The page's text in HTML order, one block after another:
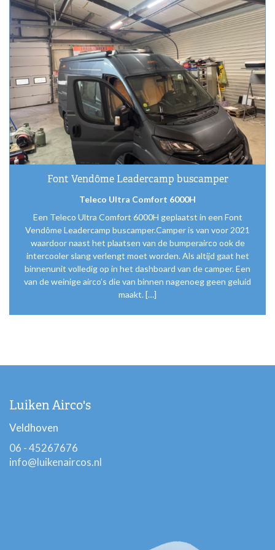
Airco
montage
Font Vendôme Leadercamp buscamper
Teleco Ultra Comfort 6000H
Een Teleco Ultra Comfort 6000H geplaatst in een Font
Vendôme Leadercamp buscamper.Camper is van voor 2021
waardoor naast het plaatsen van de bumperairco ook de
intercooler slang verlengt moet worden. Als altijd gaat het
binnenunit volledig op in het dashboard van de camper. Een
van de weinige airco’s die van binnen nagenoeg geen geluid
maakt. […]
Luiken Airco's
Veldhoven
06 - 45267676
info@luikenaircos.nl